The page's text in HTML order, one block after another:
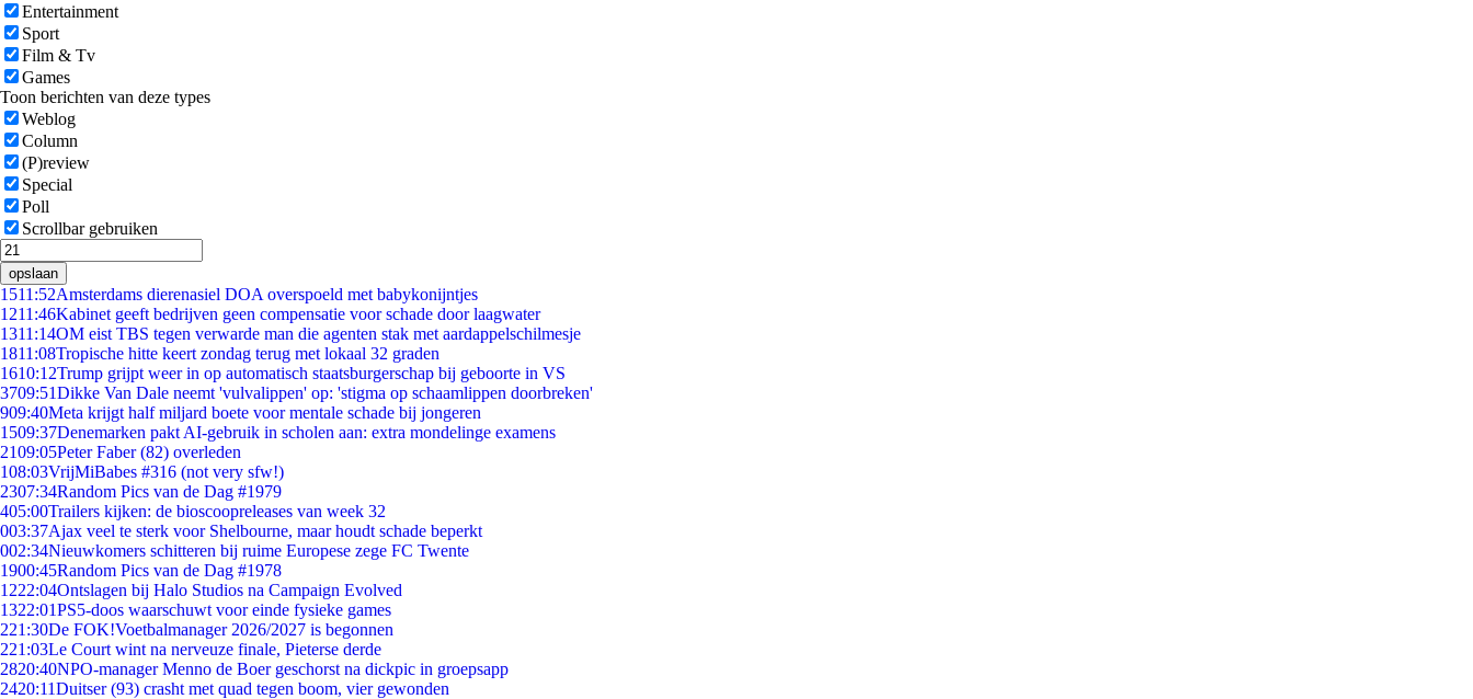
Entertainment
Sport
Film & Tv
Games
Toon berichten van deze types
Weblog
Column
(P)review
Special
Poll
Scrollbar gebruiken
opslaan
1511:52Amsterdams dierenasiel DOA overspoeld met babykonijntjes
1211:46Kabinet geeft bedrijven geen compensatie voor schade door laagwater
1311:14OM eist TBS tegen verwarde man die agenten stak met aardappelschilmesje
1811:08Tropische hitte keert zondag terug met lokaal 32 graden
1610:12Trump grijpt weer in op automatisch staatsburgerschap bij geboorte in VS
3709:51Dikke Van Dale neemt 'vulvalippen' op: 'stigma op schaamlippen doorbreken'
909:40Meta krijgt half miljard boete voor mentale schade bij jongeren
1509:37Denemarken pakt AI-gebruik in scholen aan: extra mondelinge examens
2109:05Peter Faber (82) overleden
108:03VrijMiBabes #316 (not very sfw!)
2307:34Random Pics van de Dag #1979
405:00Trailers kijken: de bioscoopreleases van week 32
003:37Ajax veel te sterk voor Shelbourne, maar houdt schade beperkt
002:34Nieuwkomers schitteren bij ruime Europese zege FC Twente
1900:45Random Pics van de Dag #1978
1222:04Ontslagen bij Halo Studios na Campaign Evolved
1322:01PS5-doos waarschuwt voor einde fysieke games
221:30De FOK!Voetbalmanager 2026/2027 is begonnen
221:03Le Court wint na nerveuze finale, Pieterse derde
2820:40NPO-manager Menno de Boer geschorst na dickpic in groepsapp
2420:11Duitser (93) crasht met quad tegen boom, vier gewonden